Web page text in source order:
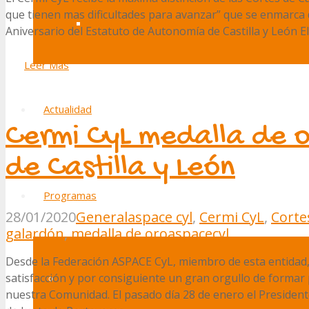
Canal de denuncias
Actualidad
Programas
Ocio y voluntariado
que tienen mas dificultades para avanzar” que se
Aniversario del Estatuto de Autonomía de Castilla y León
Leer Más
Cermi CyL medalla de
de Castilla y León
28/01/2020Generalaspace cyl, Cermi CyL,
galardón,medalla de oroaspacecyl
Desde la Federación ASPACE CyL, miembro de esta
satisfacción y por consiguiente un gran orgullo de
nuestra Comunidad. El pasado día 28 de enero el